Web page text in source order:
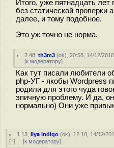
Итого, уже пятнадцать лет
без статической проверки
далее, и тому подобное.
Это уж точно не норма.
2.48 ,th3m3 (ok), 20:58, 14/12/
[к модератору]
Как тут писали любители
php-УГ - якобы Wordpress
родили для этого чуда
эпичную проблему. И да,
нормально) Они уже
1.13 ,Ilya Indigo (ok), 12:18, 14/12/
[↑] [к модератору]